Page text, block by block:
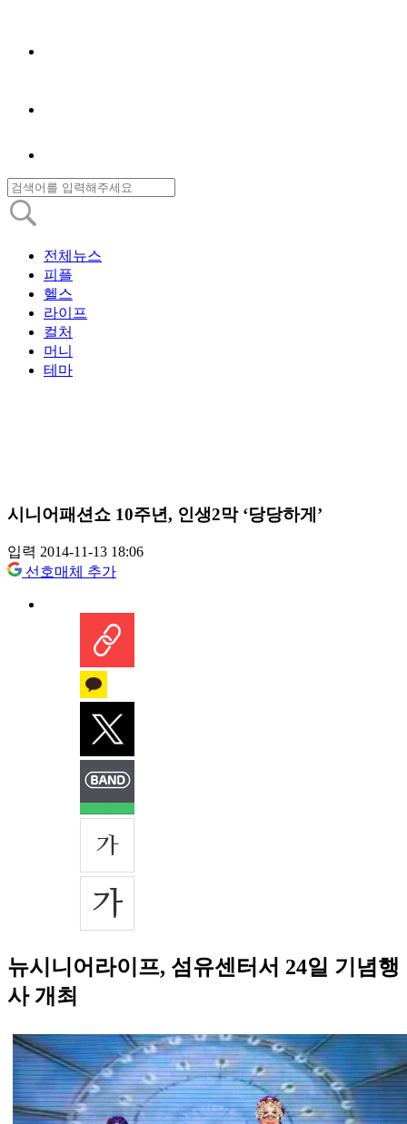
전체뉴스
피플
헬스
라이프
컬처
머니
테마
시니어패션쇼 10주년, 인생2막 ‘당당하게’
입력 2014-11-13 18:06
선호매체 추가
뉴시니어라이프, 섬유센터서 24일 기념행
사 개최